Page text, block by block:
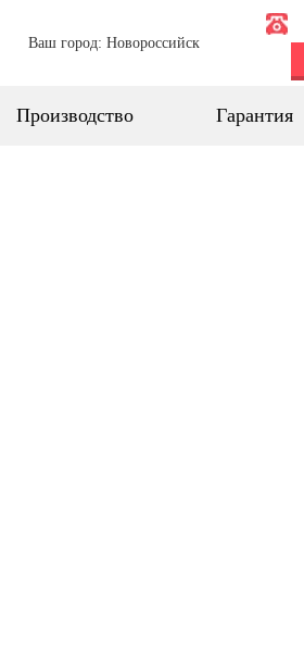
Ваш город: Новороссийск
Производство Гарантия